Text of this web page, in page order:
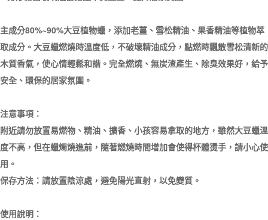
主成分80%~90%大豆植物蠟，添加老薑、雪松精油、果香精油等植物萃
取成分。大豆蠟燃燒時溫度低，不破壞精油成分，點燃時飄散雪松清新的
木質香氣，使心情輕鬆和諧。完全燃燒、無炭渣產生、除臭效果好，給予
安全、環保的居家氛圍。
注意事項：
附近請勿放置易燃物、精油、擴香、小孩容易拿取的地方，雖然大豆蠟溫
度不高，但在蠟燭燒進前，隨著燃燒時間增加會使得杯體燙手，請小心使
用。
保存方法：請放置陰涼處，避免陽光直射，以免變質。
使用說明：